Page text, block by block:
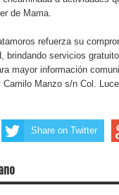
de Mama.
refuerza su
brindando servicios
mayor información
Manzo s/n Col.
Share on Twitter